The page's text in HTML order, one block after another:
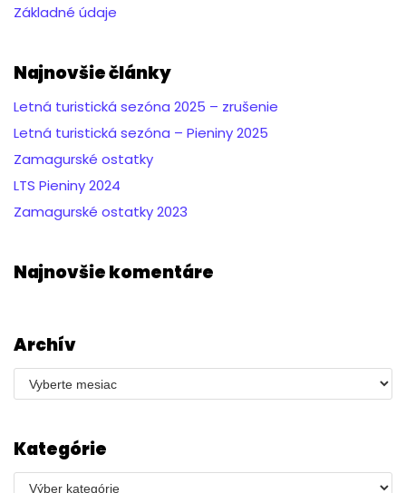
Základné údaje
Najnovšie články
Letná turistická sezóna 2025 – zrušenie
Letná turistická sezóna – Pieniny 2025
Zamagurské ostatky
LTS Pieniny 2024
Zamagurské ostatky 2023
Najnovšie komentáre
Archív
Kategórie